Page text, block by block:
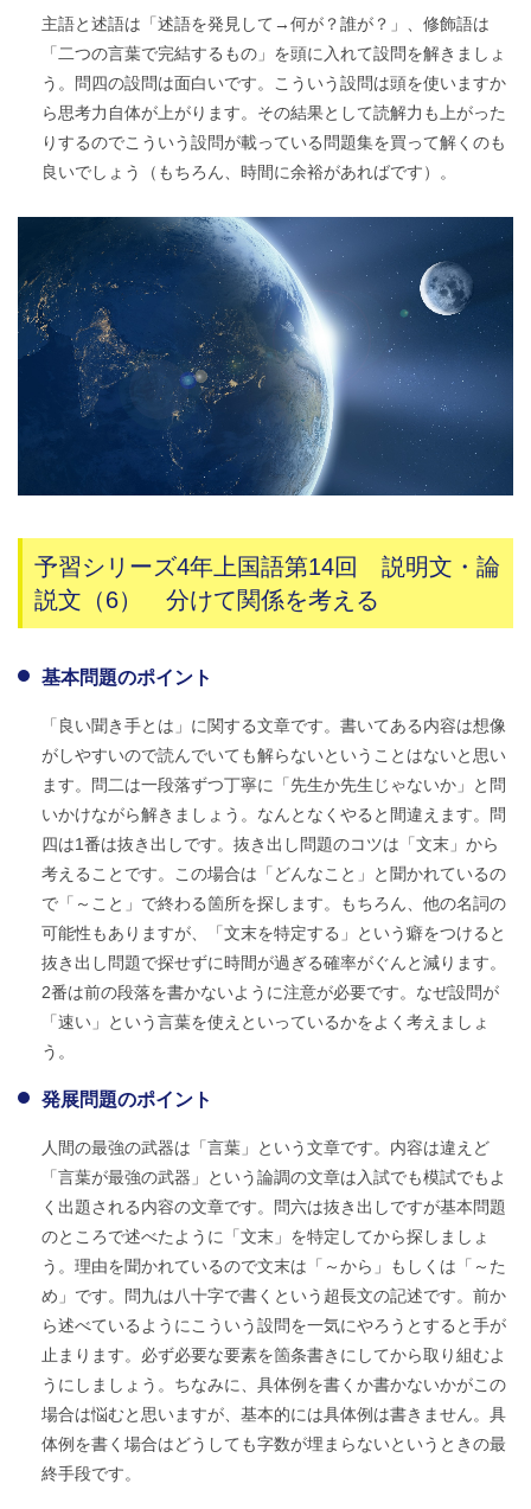
主語と述語は「述語を発見して→何が？誰が？」、修飾語は
「二つの言葉で完結するもの」を頭に入れて設問を解きましょ
う。問四の設問は面白いです。こういう設問は頭を使いますか
ら思考力自体が上がります。その結果として読解力も上がった
りするのでこういう設問が載っている問題集を買って解くのも
良いでしょう（もちろん、時間に余裕があればです）。
予習シリーズ4年上国語第14回 説明文・論
説文（6） 分けて関係を考える
基本問題のポイント
「良い聞き手とは」に関する文章です。書いてある内容は想像
がしやすいので読んでいても解らないということはないと思い
ます。問二は一段落ずつ丁寧に「先生か先生じゃないか」と問
いかけながら解きましょう。なんとなくやると間違えます。問
四は1番は抜き出しです。抜き出し問題のコツは「文末」から
考えることです。この場合は「どんなこと」と聞かれているの
で「～こと」で終わる箇所を探します。もちろん、他の名詞の
可能性もありますが、「文末を特定する」という癖をつけると
抜き出し問題で探せずに時間が過ぎる確率がぐんと減ります。
2番は前の段落を書かないように注意が必要です。なぜ設問が
「速い」という言葉を使えといっているかをよく考えましょ
う。
発展問題のポイント
人間の最強の武器は「言葉」という文章です。内容は違えど
「言葉が最強の武器」という論調の文章は入試でも模試でもよ
く出題される内容の文章です。問六は抜き出しですが基本問題
のところで述べたように「文末」を特定してから探しましょ
う。理由を聞かれているので文末は「～から」もしくは「～た
め」です。問九は八十字で書くという超長文の記述です。前か
ら述べているようにこういう設問を一気にやろうとすると手が
止まります。必ず必要な要素を箇条書きにしてから取り組むよ
うにしましょう。ちなみに、具体例を書くか書かないかがこの
場合は悩むと思いますが、基本的には具体例は書きません。具
体例を書く場合はどうしても字数が埋まらないというときの最
終手段です。